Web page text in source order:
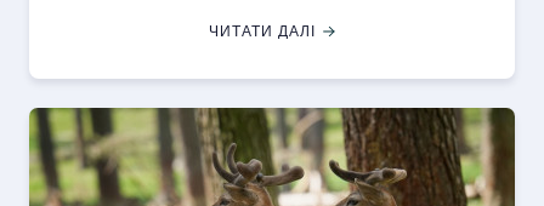
ЧИТАТИ ДАЛІ